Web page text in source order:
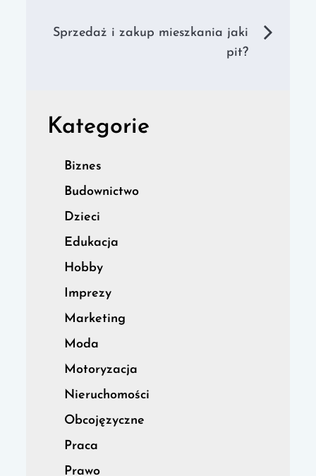
Sprzedaż i zakup mieszkania jaki
pit?
Kategorie
Biznes
Budownictwo
Dzieci
Edukacja
Hobby
Imprezy
Marketing
Moda
Motoryzacja
Nieruchomości
Obcojęzyczne
Praca
Prawo